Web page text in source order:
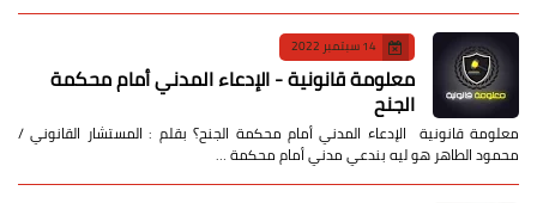
14 سبتمبر 2022
معلومة قانونية - الإدعاء المدني أمام محكمة
الجنح
معلومة قانونية الإدعاء المدني أمام محكمة الجنح؟ بقلم : المستشار القانوني /
محمود الطاهر هو ليه بندعي مدني أمام محكمة …